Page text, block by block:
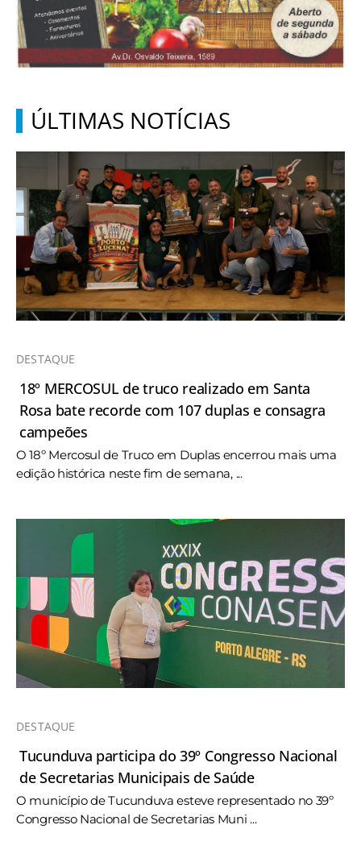
ÚLTIMAS NOTÍCIAS
DESTAQUE
18º MERCOSUL de truco realizado em Santa
Rosa bate recorde com 107 duplas e consagra
campeões
O 18º Mercosul de Truco em Duplas encerrou mais uma
edição histórica neste fim de semana, ...
DESTAQUE
Tucunduva participa do 39º Congresso Nacional
de Secretarias Municipais de Saúde
O município de Tucunduva esteve representado no 39º
Congresso Nacional de Secretarias Muni ...